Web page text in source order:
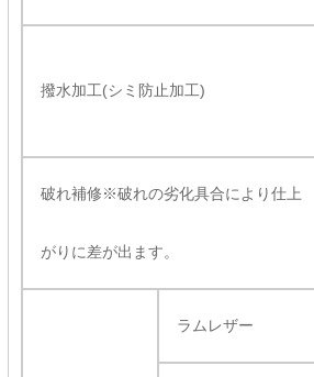
撥水加工(シミ防止加工)
破れ補修※破れの劣化具合により仕上
がりに差が出ます。
ラムレザー